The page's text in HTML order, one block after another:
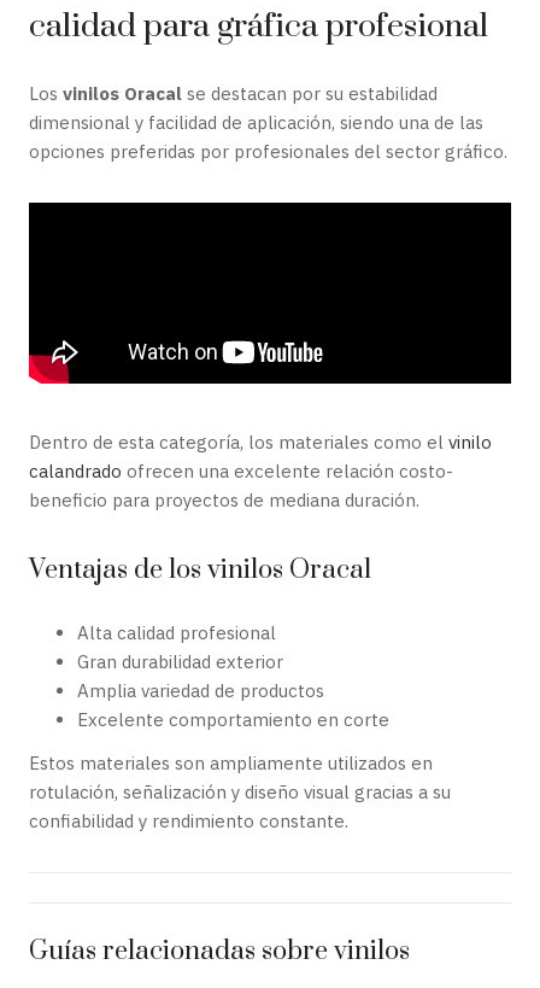
calidad para gráfica profesional
Los vinilos Oracal se destacan por su estabilidad
dimensional y facilidad de aplicación, siendo una de las
opciones preferidas por profesionales del sector gráfico.
Dentro de esta categoría, los materiales como el vinilo
calandrado ofrecen una excelente relación costo-
beneficio para proyectos de mediana duración.
Ventajas de los vinilos Oracal
Alta calidad profesional
Gran durabilidad exterior
Amplia variedad de productos
Excelente comportamiento en corte
Estos materiales son ampliamente utilizados en
rotulación, señalización y diseño visual gracias a su
confiabilidad y rendimiento constante.
Guías relacionadas sobre vinilos